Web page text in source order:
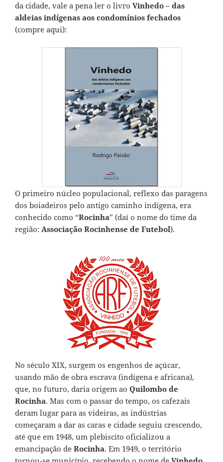
da cidade, vale a pena ler o livro Vinhedo – das
aldeias indígenas aos condomínios fechados
(compre aqui):
O primeiro núcleo populacional, reflexo das paragens
dos boiadeiros pelo antigo caminho indígena, era
conhecido como “Rocinha” (daí o nome do time da
região: Associação Rocinhense de Futebol).
No século XIX, surgem os engenhos de açúcar,
usando mão de obra escrava (indígena e africana),
que, no futuro, daria origem ao Quilombo de
Rocinha. Mas com o passar do tempo, os cafezais
deram lugar para as videiras, as indústrias
começaram a dar as caras e cidade seguiu crescendo,
até que em 1948, um plebiscito oficializou a
emancipação de Rocinha. Em 1949, o território